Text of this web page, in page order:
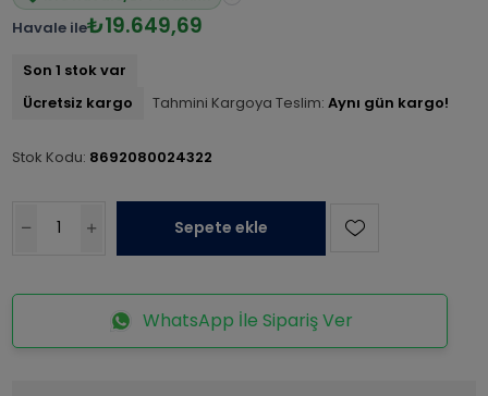
Havale ile₺19.649,69
Son 1 stok var
Ücretsiz kargo
Tahmini Kargoya Teslim: Aynı gün kargo!
Stok Kodu: 8692080024322
Sepete ekle
WhatsApp İle Sipariş Ver